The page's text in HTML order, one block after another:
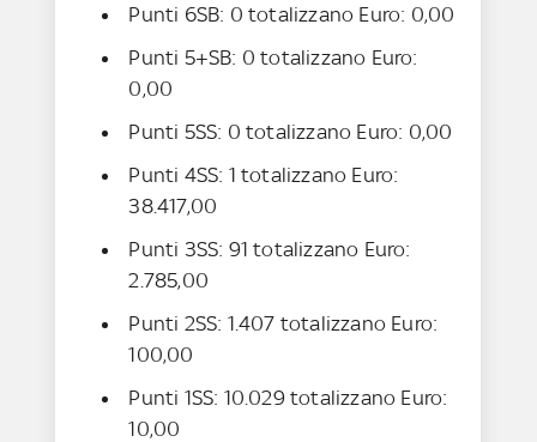
Punti 6SB: 0 totalizzano Euro: 0,00
Punti 5+SB: 0 totalizzano Euro:
0,00
Punti 5SS: 0 totalizzano Euro: 0,00
Punti 4SS: 1 totalizzano Euro:
38.417,00
Punti 3SS: 91 totalizzano Euro:
2.785,00
Punti 2SS: 1.407 totalizzano Euro:
100,00
Punti 1SS: 10.029 totalizzano Euro:
10,00